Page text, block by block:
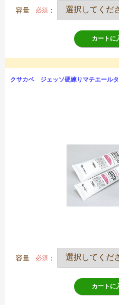
容量 必須 ：
カートに
クサカベ ジェッソ硬練りマチエール
容量 必須 ：
カートに